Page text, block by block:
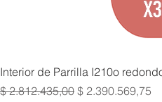
Interior de Parrilla I210o
Precio
$ 2.812.435,00 Precio de oferta
$ 2.390.569,75